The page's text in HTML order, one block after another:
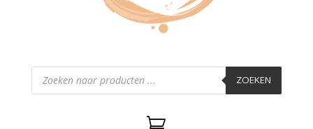
Producten
zoeken ZOEKEN
